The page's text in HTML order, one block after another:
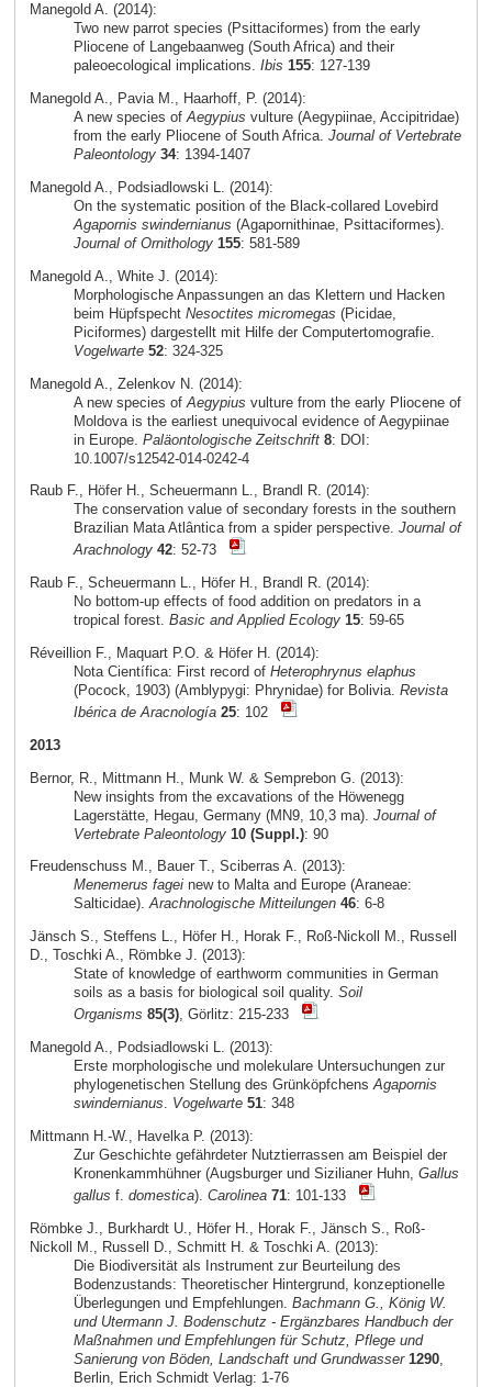
Manegold A. (2014):
Two new parrot species (Psittaciformes) from the early
Pliocene of Langebaanweg (South Africa) and their
paleoecological implications. Ibis 155: 127-139
Manegold A., Pavia M., Haarhoff, P. (2014):
A new species ofAegypius vulture (Aegypiinae, Accipitridae)
from the early Pliocene of South Africa. Journal of Vertebrate
Paleontology 34: 1394-1407
Manegold A., Podsiadlowski L. (2014):
On the systematic position of the Black-collared Lovebird
Agapornis swindernianus (Agapornithinae, Psittaciformes).
Journal of Ornithology 155: 581-589
Manegold A., White J. (2014):
Morphologische Anpassungen an das Klettern und Hacken
beim Hüpfspecht Nesoctites micromegas (Picidae,
Piciformes) dargestellt mit Hilfe der Computertomografie.
Vogelwarte 52: 324-325
Manegold A., Zelenkov N. (2014):
A new species of Aegypius vulture from the early Pliocene of
Moldova is the earliest unequivocal evidence of Aegypiinae
in Europe. Paläontologische Zeitschrift 8: DOI:
10.1007/s12542-014-0242-4
Raub F., Höfer H., Scheuermann L., Brandl R. (2014):
The conservation value of secondary forests in the southern
Brazilian Mata Atlântica from a spider perspective. Journal of
Arachnology 42: 52-73
Raub F., Scheuermann L., Höfer H., Brandl R. (2014):
No bottom-up effects of food addition on predators in a
tropical forest. Basic and Applied Ecology 15: 59-65
Réveillion F., Maquart P.O. & Höfer H. (2014):
Nota Científica: First record of Heterophrynus elaphus
(Pocock, 1903) (Amblypygi: Phrynidae) for Bolivia. Revista
Ibérica de Aracnología 25: 102
2013
Bernor, R., Mittmann H., Munk W. & Semprebon G. (2013):
New insights from the excavations of the Höwenegg
Lagerstätte, Hegau, Germany (MN9, 10,3 ma). Journal of
Vertebrate Paleontology 10 (Suppl.): 90
Freudenschuss M., Bauer T., Sciberras A. (2013):
Menemerus fageinew to Malta and Europe (Araneae:
Salticidae).Arachnologische Mitteilungen 46: 6-8
Jänsch S., Steffens L., Höfer H., Horak F., Roß-Nickoll M., Russell
D., Toschki A., Römbke J. (2013):
State of knowledge of earthworm communities in German
soils as a basis for biological soil quality. Soil
Organisms 85(3), Görlitz: 215-233
Manegold A., Podsiadlowski L. (2013):
Erste morphologische und molekulare Untersuchungen zur
phylogenetischen Stellung des Grünköpfchens Agapornis
swindernianus
Vogelwarte 51: 348
Mittmann H.-W., Havelka P. (2013):
Zur Geschichte gefährdeter Nutztierrassen am Beispiel der
Kronenkammhühner (Augsburger und Sizilianer Huhn, Gallus
gallus f. domestica). Carolinea 71: 101-133
Römbke J., Burkhardt U., Höfer H., Horak F., Jänsch S., Roß-
Nickoll M., Russell D., Schmitt H. & Toschki A. (2013):
Die Biodiversität als Instrument zur Beurteilung des
Bodenzustands: Theoretischer Hintergrund, konzeptionelle
Überlegungen und Empfehlungen. Bachmann G., König W.
und Utermann J. Bodenschutz - Ergänzbares Handbuch der
Maßnahmen und Empfehlungen für Schutz, Pflege und
Sanierung von Böden, Landschaft und Grundwasser 1290,
Berlin, Erich Schmidt Verlag: 1-76